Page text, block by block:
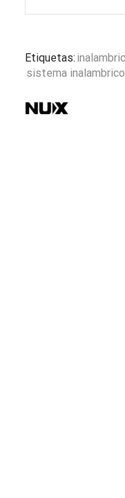
Etiquetas:
sistema inalambrico